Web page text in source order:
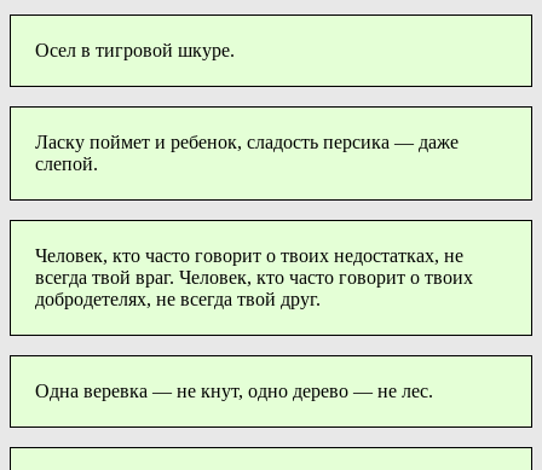
Осел в тигровой шкуре.
Ласку поймет и ребенок, сладость персика — даже
слепой.
Человек, кто часто говорит о твоих недостатках, не
всегда твой враг. Человек, кто часто говорит о твоих
добродетелях, не всегда твой друг.
Одна веревка — не кнут, одно дерево — не лес.